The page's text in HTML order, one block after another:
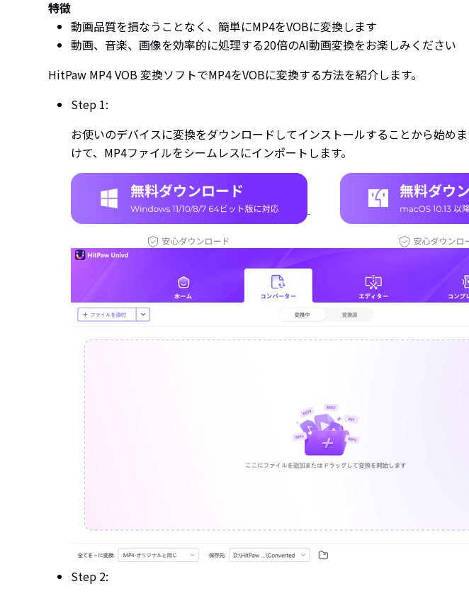
特徴
動画品質を損なうことなく、簡単にMP4をVOBに変換します
動画、音楽、画像を効率的に処理する20倍のAI動画変換をお楽しみください
HitPaw MP4 VOB 変換ソフトでMP4をVOBに変換する方法を紹介します。
Step 1:
お使いのデバイスに変換をダウンロードしてインストールすることから始め
けて、MP4ファイルをシームレスにインポートします。
Step 2: